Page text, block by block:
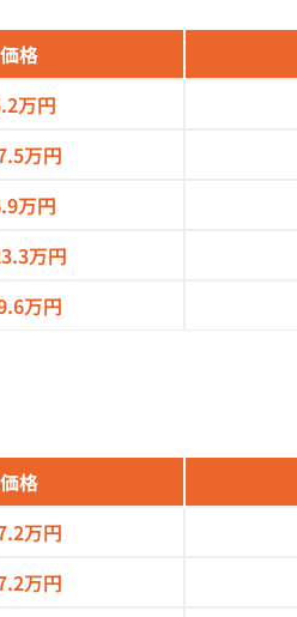
格
万円
万円
万円
万円
万円
格
万円
万円